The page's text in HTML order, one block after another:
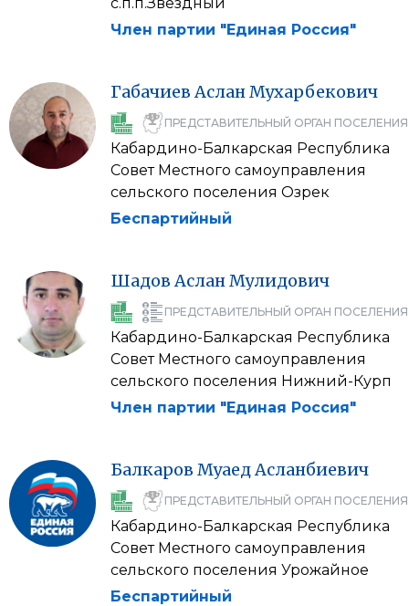
Член партии "Единая Россия"
Габачиев АсланМухарбекович
ПРЕДСТАВИТЕЛЬНЫЙ ОРГАН ПОСЕЛЕНИЯ
Кабардино-Балкарская Республика
Совет Местного самоуправления
сельского поселения Озрек
Беспартийный
Шадов АсланМулидович
ПРЕДСТАВИТЕЛЬНЫЙ ОРГАН ПОСЕЛЕНИЯ
Кабардино-Балкарская Республика
Совет Местного самоуправления
сельского поселения Нижний-Курп
Член партии "Единая Россия"
Балкаров МуаедАсланбиевич
ПРЕДСТАВИТЕЛЬНЫЙ ОРГАН ПОСЕЛЕНИЯ
Кабардино-Балкарская Республика
Совет Местного самоуправления
сельского поселения Урожайное
Беспартийный